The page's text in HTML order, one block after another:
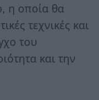
η οποία θα
τεχνικές και
του
και την